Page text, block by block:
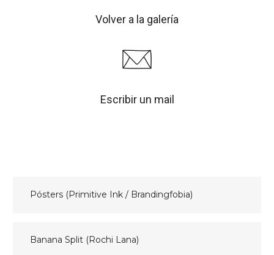
Volver a la galería
Escribir un mail
Navegación
entradas
Pósters (Primitive Ink / Brandingfobia)
Banana Split (Rochi Lana)